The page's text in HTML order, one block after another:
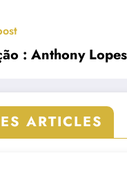
: Anthony
ARTICLES